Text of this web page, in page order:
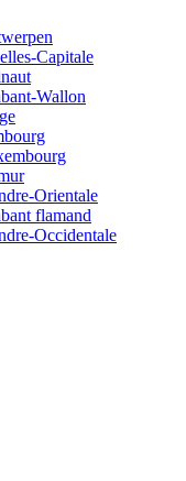
Capitale
Wallon
Orientale
flamand
Occidentale